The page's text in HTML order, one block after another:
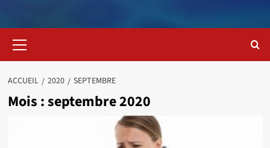
principal
ACCUEIL 2020 SEPTEMBRE
Mois :septembre 2020